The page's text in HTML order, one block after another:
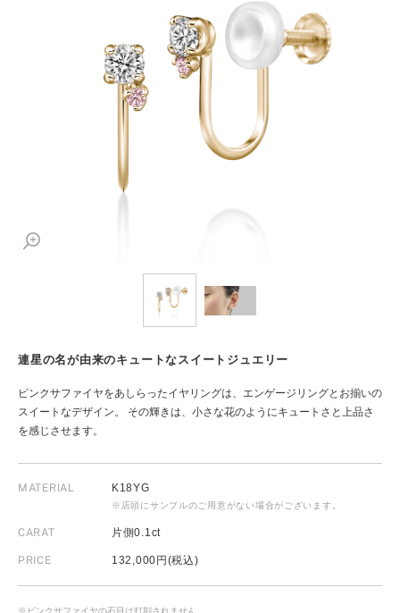
連星の名が由来のキュートなスイートジュエリー
ピンクサファイヤをあしらったイヤリングは、エンゲージリングとお揃いの
スイートなデザイン。 その輝きは、小さな花のようにキュートさと上品さ
を感じさせます。
MATERIAL K18YG
※店頭にサンプルのご用意がない場合がございます。
CARAT 片側0.1ct
PRICE 132,000円(税込)
※ピンクサファイヤの石目は打刻されません